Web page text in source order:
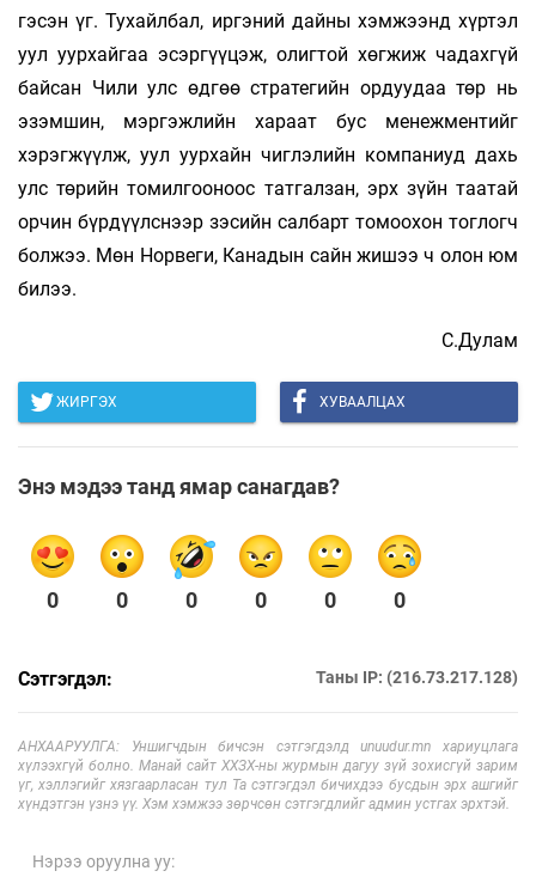
гэсэн үг. Тухайлбал, иргэний дайны хэмжээнд хүртэл
уул уурхайгаа эсэргүүцэж, олигтой хөгжиж чадахгүй
байсан Чили улс өдгөө стратегийн ордуудаа төр нь
эзэмшин, мэргэжлийн хараат бус менежментийг
хэрэгжүүлж, уул уурхайн чиг­лэлийн компаниуд дахь
улс төрийн томилгооноос татгалзан, эрх зүйн таатай
орчин бүрдүүлснээр зэсийн салбарт томоохон тоглогч
болжээ. Мөн Норвеги, Канадын сайн жишээ ч олон юм
билээ.
С.Дулам
ЖИРГЭХ ХУВААЛЦАХ
Энэ мэдээ танд ямар санагдав?
0 0 0 0 0 0
Сэтгэгдэл: Таны IP: (216.73.217.128)
АНХААРУУЛГА: Уншигчдын бичсэн сэтгэгдэлд unuudur.mn хариуцлага
хүлээхгүй болно. Манай сайт ХХЗХ-ны журмын дагуу зүй зохисгүй зарим
үг, хэллэгийг хязгаарласан тул Та сэтгэгдэл бичихдээ бусдын эрх ашгийг
хүндэтгэн үзнэ үү. Хэм хэмжээ зөрчсөн сэтгэгдлийг админ устгах эрхтэй.